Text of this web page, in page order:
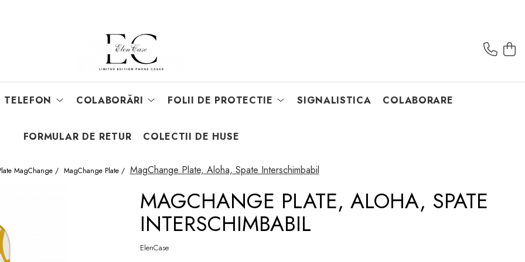
TELEFON COLABORĂRI FOLII DE PROTECTIE SIGNALISTICA COLABORARE
FORMULAR DE RETUR COLECTII DE HUSE
MagChange / MagChange Plate / MagChange Plate, Aloha, Spate Interschimbabil
MAGCHANGE PLATE, ALOHA, SPATE
INTERSCHIMBABIL
ElenCase